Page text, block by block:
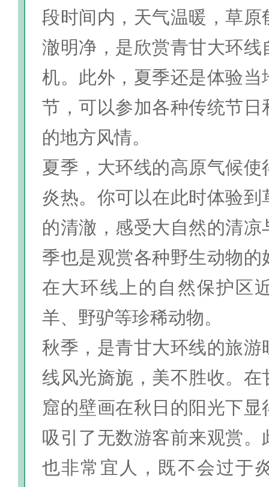
段时间内，天气温暖，草原
澈明净，是欣赏青甘大环线
机。此外，夏季还是体验当
节，可以参加各种传统节日
的地方风情。
夏季，大环线的高原气候
炎热。你可以在此时体验
的清澈，感受大自然的清
季也是观赏各种野生动物
在大环线上的自然保护区
羊、野驴等珍稀动物。
秋季，是青甘大环线的旅游
线风光旖旎，美不胜收。在
窟的壁画在秋日的阳光下
吸引了无数游客前来观赏
也非常宜人，既不会过于